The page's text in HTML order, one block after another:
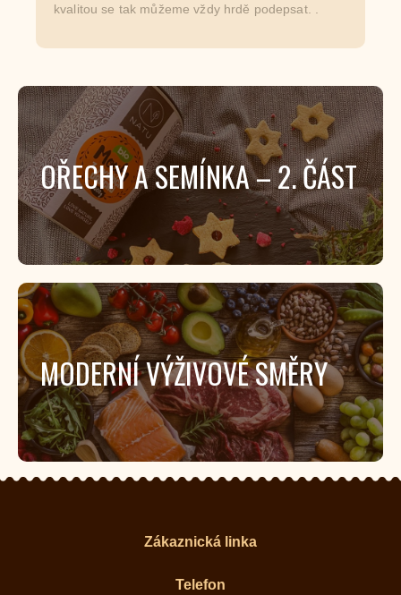
kvalitou se tak můžeme vždy hrdě podepsat. .
OŘECHY A SEMÍNKA – 2. ČÁST
MODERNÍ VÝŽIVOVÉ SMĚRY
Zákaznická linka
Telefon